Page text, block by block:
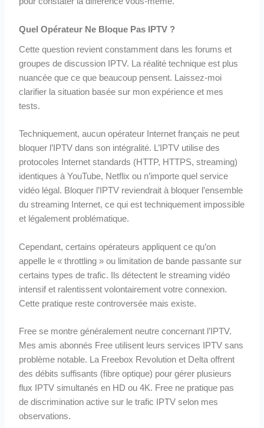
Quel Opérateur Ne Bloque Pas IPTV ?
Cette question revient constamment dans les forums et
groupes de discussion IPTV. La réalité technique est plus
nuancée que ce que beaucoup pensent. Laissez-moi
clarifier la situation basée sur mon expérience et mes
tests.
Techniquement, aucun opérateur Internet français ne peut
bloquer l’IPTV dans son intégralité. L’IPTV utilise des
protocoles Internet standards (HTTP, HTTPS, streaming)
identiques à YouTube, Netflix ou n’importe quel service
vidéo légal. Bloquer l’IPTV reviendrait à bloquer l’ensemble
du streaming Internet, ce qui est techniquement impossible
et légalement problématique.
Cependant, certains opérateurs appliquent ce qu’on
appelle le « throttling » ou limitation de bande passante sur
certains types de trafic. Ils détectent le streaming vidéo
intensif et ralentissent volontairement votre connexion.
Cette pratique reste controversée mais existe.
Free se montre généralement neutre concernant l’IPTV.
Mes amis abonnés Free utilisent leurs services IPTV sans
problème notable. La Freebox Revolution et Delta offrent
des débits suffisants (fibre optique) pour gérer plusieurs
flux IPTV simultanés en HD ou 4K. Free ne pratique pas
de discrimination active sur le trafic IPTV selon mes
observations.